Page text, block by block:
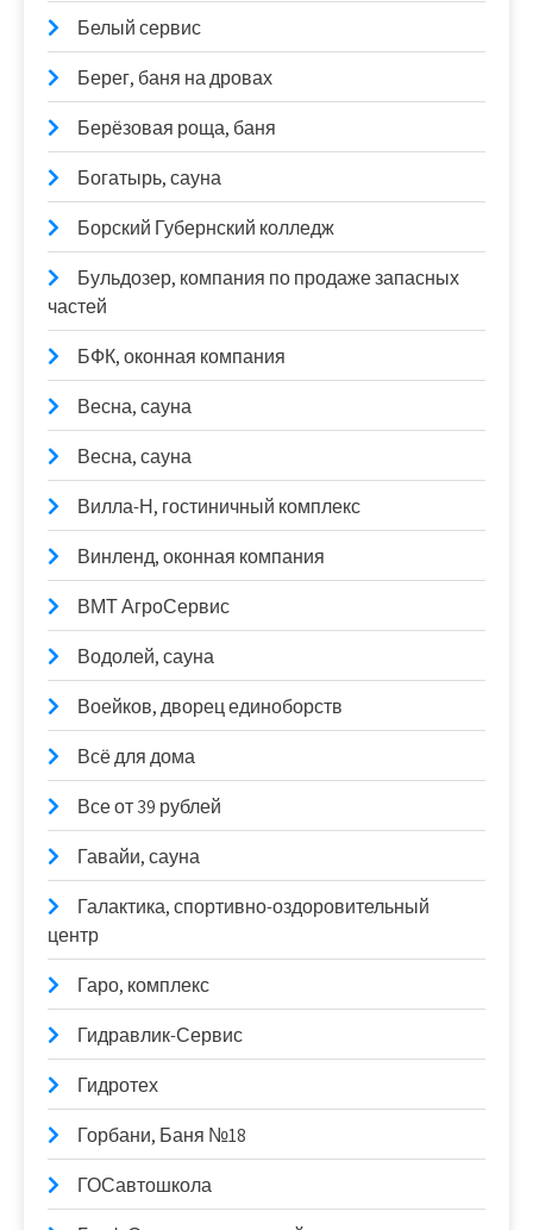
Белый сервис
Берег, баня на дровах
Берёзовая роща, баня
Богатырь, сауна
Борский Губернский колледж
Бульдозер, компания по продаже запасных
частей
БФК, оконная компания
Весна, сауна
Весна, сауна
Вилла-Н, гостиничный комплекс
Винленд, оконная компания
ВМТ АгроСервис
Водолей, сауна
Воейков, дворец единоборств
Всё для дома
Все от 39 рублей
Гавайи, сауна
Галактика, спортивно-оздоровительный
центр
Гаро, комплекс
Гидравлик-Сервис
Гидротех
Горбани, Баня №18
ГОСавтошкола